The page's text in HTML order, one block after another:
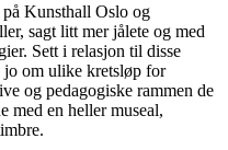
på Kunsthall Oslo og
sagt litt mer jålete og med
Sett i relasjon til disse
jo om ulike kretsløp for
og pedagogiske rammen de
med en heller museal,